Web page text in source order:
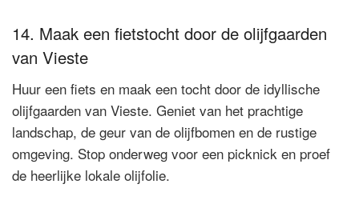
14. Maak een fietstocht door de olijfgaarden
van Vieste
Huur een fiets en maak een tocht door de idyllische
olijfgaarden van Vieste. Geniet van het prachtige
landschap, de geur van de olijfbomen en de rustige
omgeving. Stop onderweg voor een picknick en proef
de heerlijke lokale olijfolie.